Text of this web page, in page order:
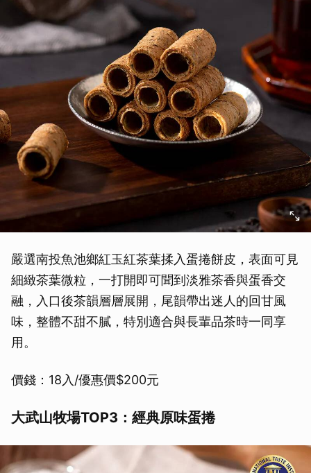
嚴選南投魚池鄉紅玉紅茶葉揉入蛋捲餅皮，表面可見
細緻茶葉微粒，一打開即可聞到淡雅茶香與蛋香交
融，入口後茶韻層層展開，尾韻帶出迷人的回甘風
味，整體不甜不膩，特別適合與長輩品茶時一同享
用。
價錢：18入/優惠價$200元
大武山牧場TOP3：經典原味蛋捲